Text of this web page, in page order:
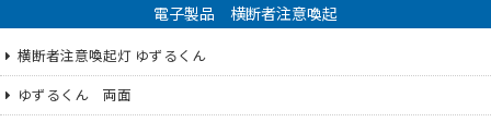
電子製品 横断者注意喚起
横断者注意喚起灯 ゆずるくん
ゆずるくん 両面